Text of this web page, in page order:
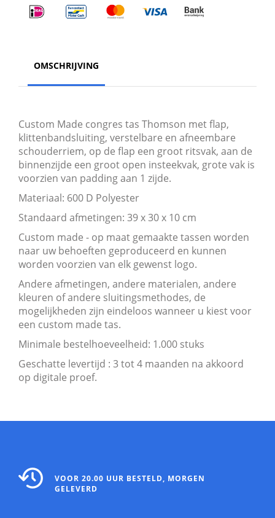
OMSCHRIJVING
Custom Made congres tas Thomson met flap,
klittenbandsluiting, verstelbare en afneembare
schouderriem, op de flap een groot ritsvak, aan de
binnenzijde een groot open insteekvak, grote vak is
voorzien van padding aan 1 zijde.
Materiaal: 600 D Polyester
Standaard afmetingen: 39 x 30 x 10 cm
Custom made - op maat gemaakte tassen worden
naar uw behoeften geproduceerd en kunnen
worden voorzien van elk gewenst logo.
Andere afmetingen, andere materialen, andere
kleuren of andere sluitingsmethodes, de
mogelijkheden zijn eindeloos wanneer u kiest voor
een custom made tas.
Minimale bestelhoeveelheid: 1.000 stuks
Geschatte levertijd : 3 tot 4 maanden na akkoord
op digitale proef.
VOOR 20.00 UUR BESTELD, MORGEN
GELEVERD